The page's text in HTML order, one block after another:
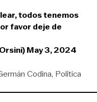
todos tenemos
favor deje de
May 3, 2024
Codina Política